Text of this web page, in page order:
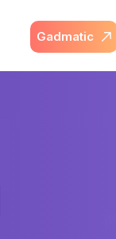
Gadmatic